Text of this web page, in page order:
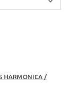
HARMONICA /